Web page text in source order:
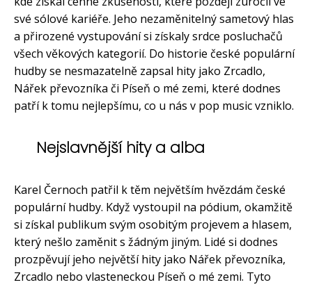
své sólové kariéře. Jeho nezaměnitelný sametový hlas
a přirozené vystupování si získaly srdce posluchačů
všech věkových kategorií. Do historie české populární
hudby se nesmazatelně zapsal hity jako Zrcadlo,
Nářek převozníka či Píseň o mé zemi, které dodnes
patří k tomu nejlepšímu, co u nás v pop music vzniklo.
Nejslavnější hity a alba
Karel Černoch patřil k těm největším hvězdám české
populární hudby. Když vystoupil na pódium, okamžitě
si získal publikum svým osobitým projevem a hlasem,
který nešlo zaměnit s žádným jiným. Lidé si dodnes
prozpěvují jeho největší hity jako Nářek převozníka,
Zrcadlo nebo vlasteneckou Píseň o mé zemi. Tyto